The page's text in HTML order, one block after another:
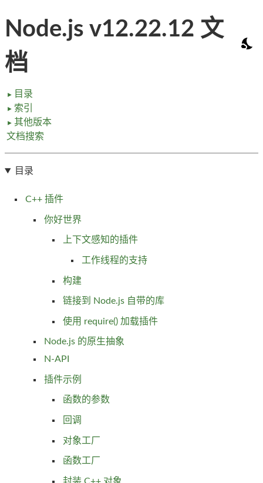
Node.js v12.22.12 文
档
► 目录
► 索引
► 其他版本
文档搜索
目录
C++ 插件
你好世界
上下文感知的插件
工作线程的支持
构建
链接到 Node.js 自带的库
使用 require() 加载插件
Node.js 的原生抽象
N-API
插件示例
函数的参数
回调
对象工厂
函数工厂